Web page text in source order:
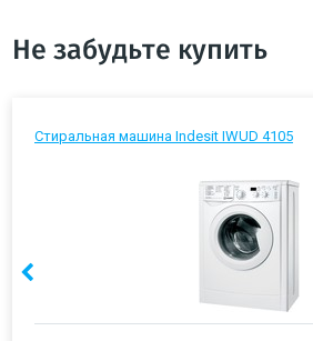
Не забудьте купить
Стиральная машина Indesit IWUD 4105